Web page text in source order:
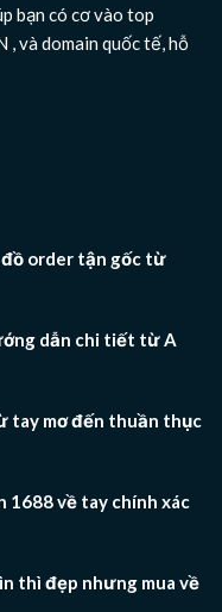
bạn có cơ vào top
, và domain quốc tế, hỗ
order tận gốc từ
dẫn chi tiết từ A
tay mơ đến thuần thục
1688 về tay chính xác
thì đẹp nhưng mua về